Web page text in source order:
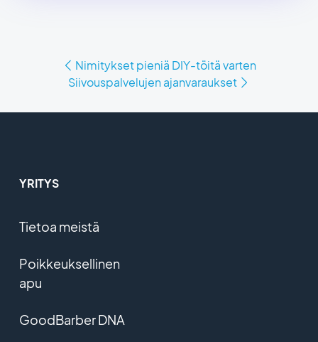
Nimitykset pieniä DIY-töitä varten
Siivouspalvelujen ajanvaraukset
YRITYS
Tietoa meistä
Poikkeuksellinen
apu
GoodBarber DNA